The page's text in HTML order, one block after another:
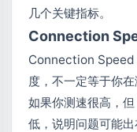
几个关键指标。
Connection
Connection Speed
度，不一定等于你在
如果你测速很高，
低，说明问题可能